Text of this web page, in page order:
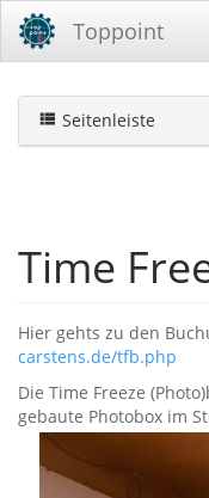
Toppoint
Seitenleiste
Time
Hier gehts zu den
carstens.de/tfb.php
Die Time Freeze
gebaute Photobox im